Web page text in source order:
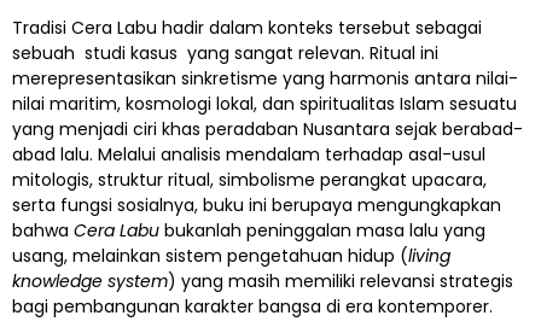
Tradisi Cera Labu hadir dalam konteks tersebut sebagai
sebuah studi kasus yang sangat relevan. Ritual ini
merepresentasikan sinkretisme yang harmonis antara nilai-
nilai maritim, kosmologi lokal, dan spiritualitas Islam sesuatu
yang menjadi ciri khas peradaban Nusantara sejak berabad-
abad lalu. Melalui analisis mendalam terhadap asal-usul
mitologis, struktur ritual, simbolisme perangkat upacara,
serta fungsi sosialnya, buku ini berupaya mengungkapkan
bahwa Cera Labu bukanlah peninggalan masa lalu yang
usang, melainkan sistem pengetahuan hidup (living
knowledge system) yang masih memiliki relevansi strategis
bagi pembangunan karakter bangsa di era kontemporer.